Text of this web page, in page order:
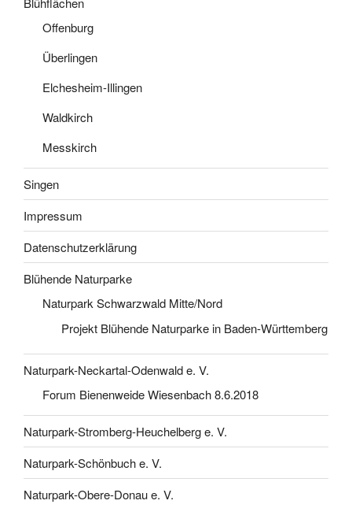
Offenburg
Überlingen
Elchesheim-Illingen
Waldkirch
Messkirch
Singen
Impressum
Datenschutzerklärung
Blühende Naturparke
Naturpark Schwarzwald Mitte/Nord
Projekt Blühende Naturparke in Baden-Württemberg
Naturpark-Neckartal-Odenwald e. V.
Forum Bienenweide Wiesenbach 8.6.2018
Naturpark-Stromberg-Heuchelberg e. V.
Naturpark-Schönbuch e. V.
Naturpark-Obere-Donau e. V.